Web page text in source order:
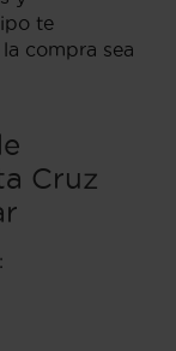
te
compra sea
Cruz